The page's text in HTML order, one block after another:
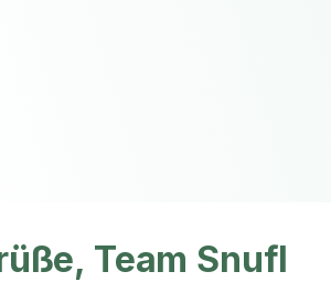
Team Snufl